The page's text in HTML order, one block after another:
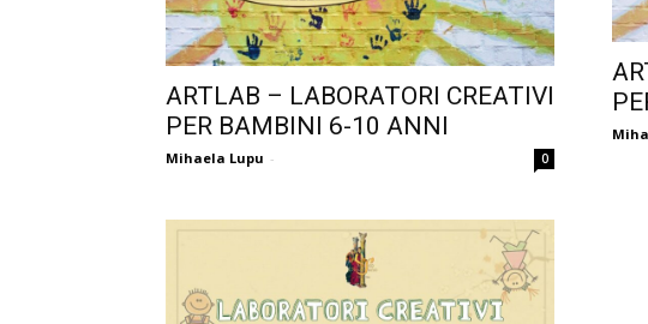
ARTLAB – LABORATORI CREATIVI
PER BAMBINI 6-10 ANNI
Mihaela Lupu - 0